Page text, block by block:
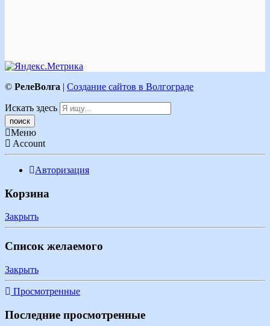
© РелеВолга | Создание сайтов в Волгограде
Искать здесь
Меню
Account
Авторизация
Корзина
Закрыть
Список желаемого
Закрыть
Просмотренные
Последние просмотренные